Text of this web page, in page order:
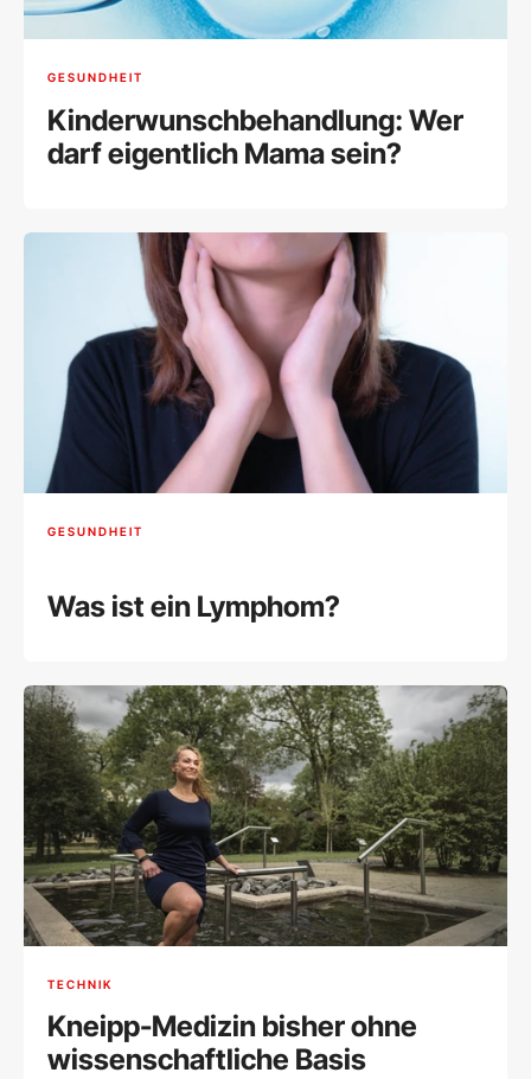
GESUNDHEIT
Kinderwunschbehandlung: Wer
darf eigentlich Mama sein?
GESUNDHEIT
Was ist ein Lymphom?
TECHNIK
Kneipp-Medizin bisher ohne
wissenschaftliche Basis